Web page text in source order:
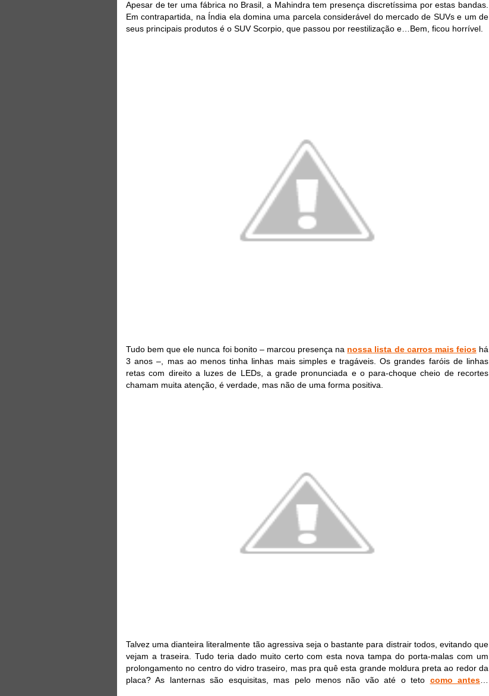
Apesar de ter uma fábrica no Brasil, a Mahindra tem presença discretíssima por estas bandas.
Em contrapartida, na Índia ela domina uma parcela considerável do mercado de SUVs e um de
seus principais produtos é o SUV Scorpio, que passou por reestilização e…Bem, ficou horrível.
Tudo bem que ele nunca foi bonito – marcou presença na nossa lista de carros mais feioshá
3 anos –, mas ao menos tinha linhas mais simples e tragáveis. Os grandes faróis de linhas
retas com direito a luzes de LEDs, a grade pronunciada e o para-choque cheio de recortes
chamam muita atenção, é verdade, mas não de uma forma positiva.
Talvez uma dianteira literalmente tão agressiva seja o bastante para distrair todos, evitando que
vejam a traseira. Tudo teria dado muito certo com esta nova tampa do porta-malas com um
prolongamento no centro do vidro traseiro, mas pra quê esta grande moldura preta ao redor da
placa? As lanternas são esquisitas, mas pelo menos não vão até o teto como antes